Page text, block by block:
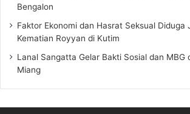
Bengalon
Faktor Ekonomi dan Hasrat Seksual Diduga
Kematian Royyan di Kutim
Lanal Sangatta Gelar Bakti Sosial dan MBG
Miang